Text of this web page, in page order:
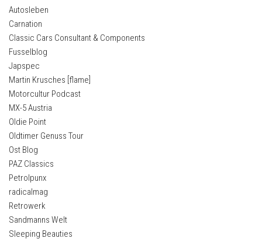
Autosleben
Carnation
Classic Cars Consultant & Components
Fusselblog
Japspec
Martin Krusches [flame]
Motorcultur Podcast
MX-5 Austria
Oldie Point
Oldtimer Genuss Tour
Ost Blog
PAZ Classics
Petrolpunx
radicalmag
Retrowerk
Sandmanns Welt
Sleeping Beauties